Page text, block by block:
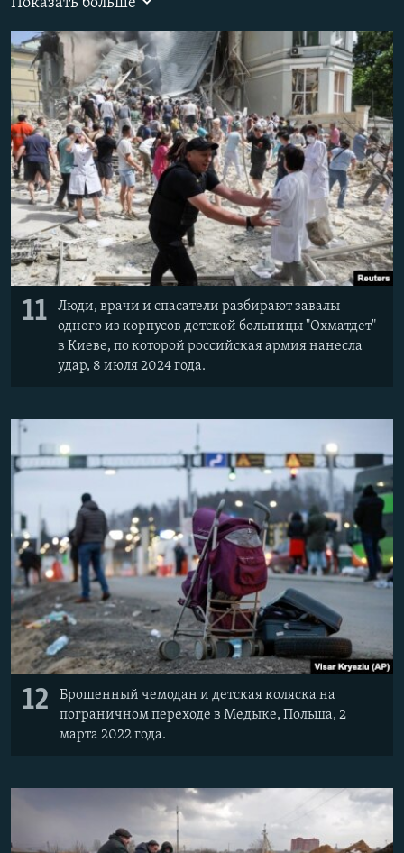
ПОДПИШИТЕСЬ НА РАССЫЛКУ
СОЦИАЛЬНЫЕ СЕТИ
Все сайты РСЕ/РС
Показать больше
11
Люди, врачи и спасатели разбирают завалы
одного из корпусов детской больницы "Охматдет"
в Киеве, по которой российская армия нанесла
удар, 8 июля 2024 года.
12
Брошенный чемодан и детская коляска на
пограничном переходе в Медыке, Польша, 2
марта 2022 года.